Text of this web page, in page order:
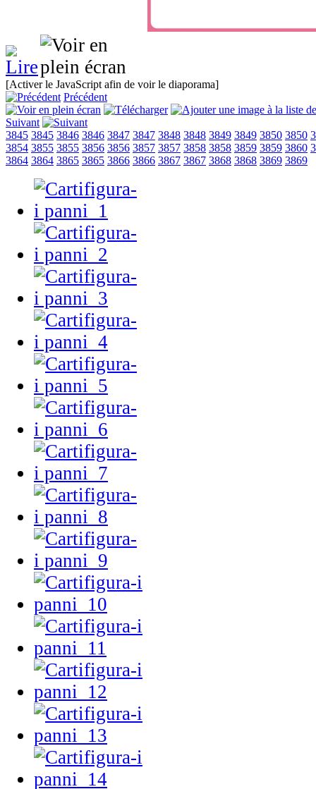
[Activer le JavaScript afin de voir le diaporama]
Précédent
Suivant
3845 3845 3846 3846 3847 3847 3848 3848 3849 3849 3850 3850
3854 3855 3855 3856 3856 3857 3857 3858 3858 3859 3859 3860
3864 3864 3865 3865 3866 3866 3867 3867 3868 3868 3869 3869